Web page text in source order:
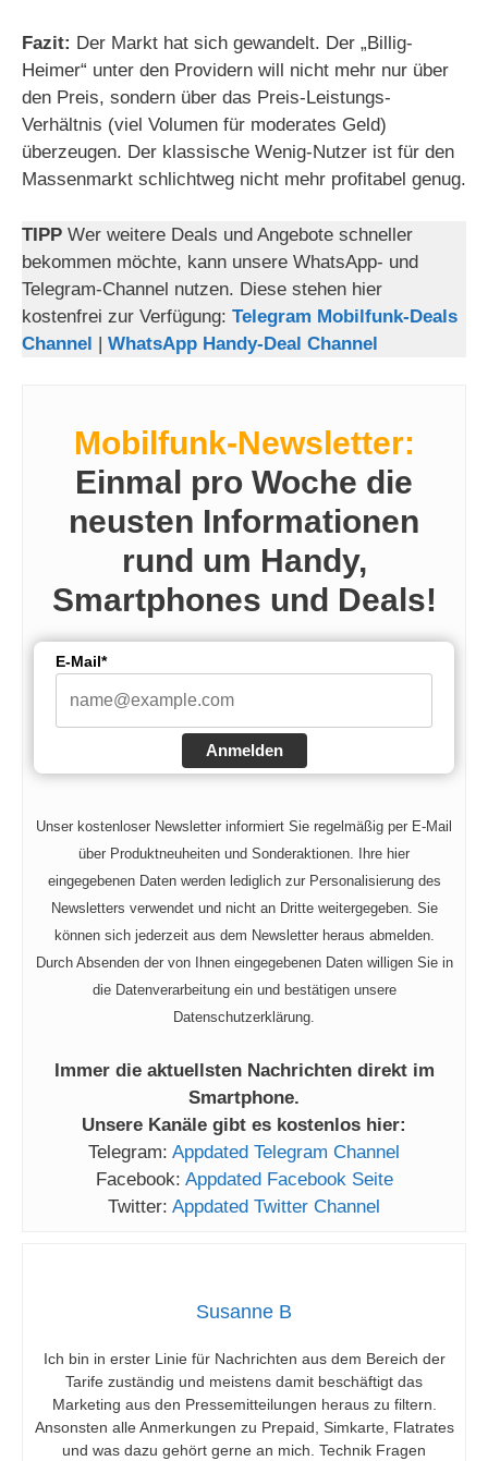
Fazit: Der Markt hat sich gewandelt. Der „Billig-
Heimer“ unter den Providern will nicht mehr nur über
den Preis, sondern über das Preis-Leistungs-
Verhältnis (viel Volumen für moderates Geld)
überzeugen. Der klassische Wenig-Nutzer ist für den
Massenmarkt schlichtweg nicht mehr profitabel genug.
TIPP Wer weitere Deals und Angebote schneller
bekommen möchte, kann unsere WhatsApp- und
Telegram-Channel nutzen. Diese stehen hier
kostenfrei zur Verfügung: Telegram Mobilfunk-Deals
Channel | WhatsApp Handy-Deal Channel
Mobilfunk-Newsletter:
Einmal pro Woche die
neusten Informationen
rund um Handy,
Smartphones und Deals!
E-Mail*
Anmelden
Unser kostenloser Newsletter informiert Sie regelmäßig per E-Mail
über Produktneuheiten und Sonderaktionen. Ihre hier
eingegebenen Daten werden lediglich zur Personalisierung des
Newsletters verwendet und nicht an Dritte weitergegeben. Sie
können sich jederzeit aus dem Newsletter heraus abmelden.
Durch Absenden der von Ihnen eingegebenen Daten willigen Sie in
die Datenverarbeitung ein und bestätigen unsere
Datenschutzerklärung.
Immer die aktuellsten Nachrichten direkt im
Smartphone.
Unsere Kanäle gibt es kostenlos hier:
Telegram: Appdated Telegram Channel
Facebook: Appdated Facebook Seite
Twitter: Appdated Twitter Channel
Susanne B
Ich bin in erster Linie für Nachrichten aus dem Bereich der
Tarife zuständig und meistens damit beschäftigt das
Marketing aus den Pressemitteilungen heraus zu filtern.
Ansonsten alle Anmerkungen zu Prepaid, Simkarte, Flatrates
und was dazu gehört gerne an mich. Technik Fragen